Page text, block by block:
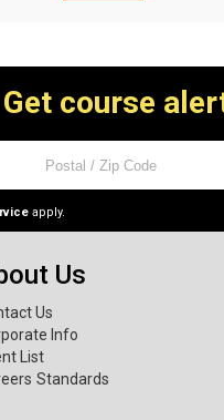
Get course
apply.
Us
Us
Info
List
Standards